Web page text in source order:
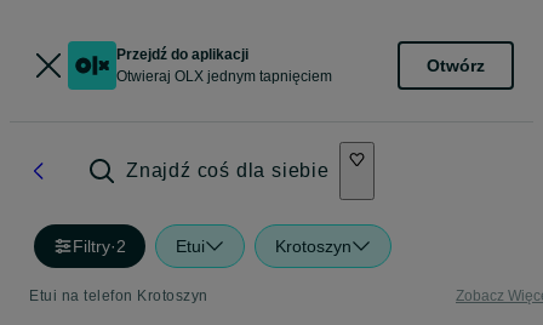
Przejdź do aplikacji
Otwieraj OLX jednym tapnięciem
Otwórz
Znajdź coś dla siebie
Filtry·2 Etui Krotoszyn
Etui na telefon Krotoszyn Zobacz